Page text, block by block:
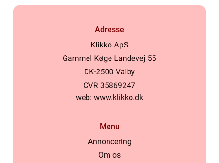
Adresse
web: www.klikko.dk
Menu
Annoncering
Om os